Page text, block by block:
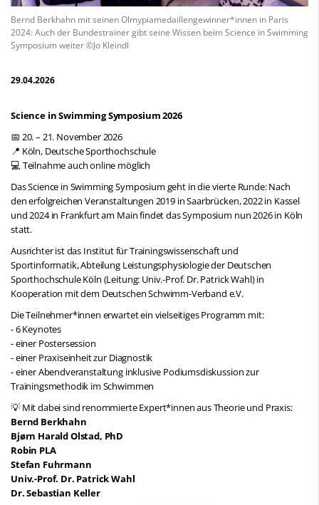
Bernd Berkhahn mit seinen Olmypiamedaillengewinner*innen in Paris
2024: Auch der Bundestrainer gibt seine Wissen beim Science in Swimming
Symposium weiter ©Jo Kleindl
29.04.2026
Science in Swimming Symposium 2026
📅 20. – 21. November 2026
📍 Köln, Deutsche Sporthochschule
💻 Teilnahme auch online möglich
Das Science in Swimming Symposium geht in die vierte Runde: Nach
den erfolgreichen Veranstaltungen 2019 in Saarbrücken, 2022 in Kassel
und 2024 in Frankfurt am Main findet das Symposium nun 2026 in Köln
statt.
Ausrichter ist das Institut für Trainingswissenschaft und
Sportinformatik, Abteilung Leistungsphysiologie der Deutschen
Sporthochschule Köln (Leitung: Univ.-Prof. Dr. Patrick Wahl) in
Kooperation mit dem Deutschen Schwimm-Verband e.V.
Die Teilnehmer*innen erwartet ein vielseitiges Programm mit:
- 6 Keynotes
- einer Postersession
- einer Praxiseinheit zur Diagnostik
- einer Abendveranstaltung inklusive Podiumsdiskussion zur
Trainingsmethodik im Schwimmen
💡 Mit dabei sind renommierte Expert*innen aus Theorie und Praxis:
Bernd Berkhahn
Bjørn Harald Olstad, PhD
Robin PLA
Stefan Fuhrmann
Univ.-Prof. Dr. Patrick Wahl
Dr. Sebastian Keller